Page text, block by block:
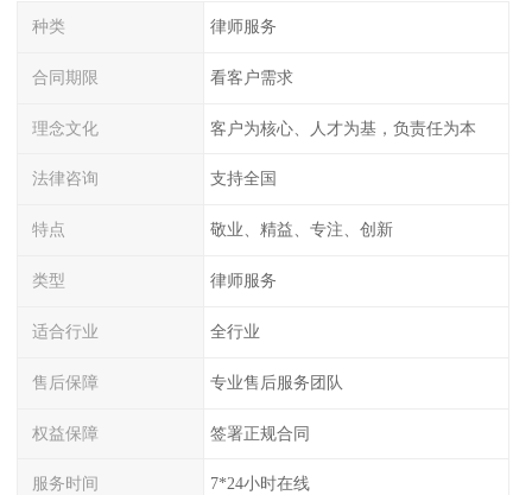
种类 律师服务
合同期限 看客户需求
理念文化 客户为核心、人才为基，负责任为本
法律咨询 支持全国
特点 敬业、精益、专注、创新
类型 律师服务
适合行业 全行业
售后保障 专业售后服务团队
权益保障 签署正规合同
服务时间 7*24小时在线